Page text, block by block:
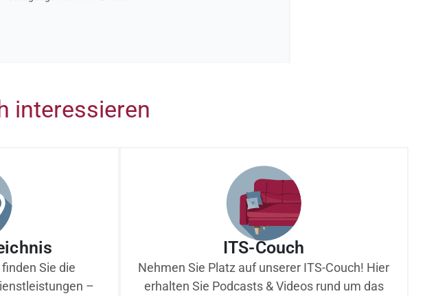
interessieren
Sie die
–
ITS-Couch
Nehmen Sie Platz auf unserer ITS-Couch! Hier
erhalten Sie Podcasts & Videos rund um das